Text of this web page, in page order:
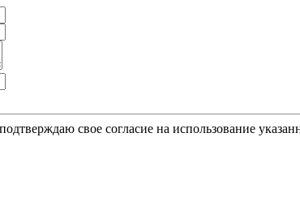
свое согласие на использование